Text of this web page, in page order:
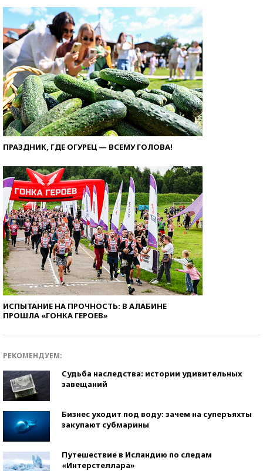
ПРАЗДНИК, ГДЕ ОГУРЕЦ — ВСЕМУ ГОЛОВА!
ИСПЫТАНИЕ НА ПРОЧНОСТЬ: В АЛАБИНЕ
ПРОШЛА «ГОНКА ГЕРОЕВ»
РЕКОМЕНДУЕМ:
Судьба наследства: истории удивительных
завещаний
Бизнес уходит под воду: зачем на суперъяхты
закупают субмарины
Путешествие в Исландию по следам
«Интерстеллара»